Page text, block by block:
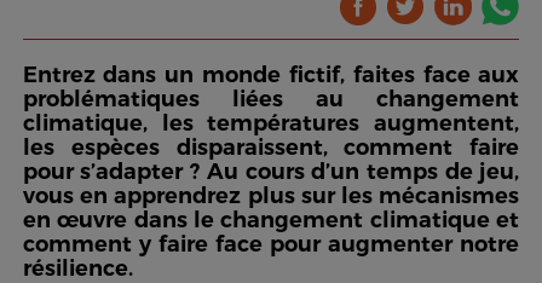
Entrez dans un monde fictif, faites face aux
problématiques liées au changement
climatique, les températures augmentent,
les espèces disparaissent, comment faire
pour s’adapter ? Au cours d’un temps de jeu,
vous en apprendrez plus sur les mécanismes
en œuvre dans le changement climatique et
comment y faire face pour augmenter notre
résilience.